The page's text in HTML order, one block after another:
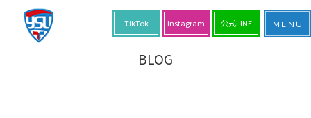
BLOG
公式LINE
Instagram
TikTok